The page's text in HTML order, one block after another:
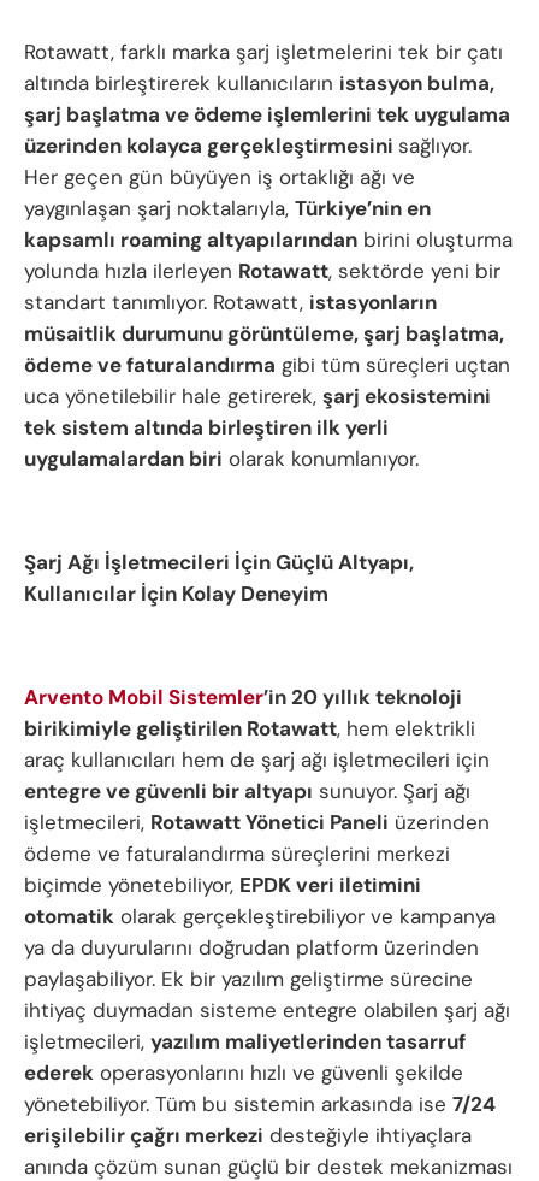
Rotawatt, farklı marka şarj işletmelerini tek bir çatı
altında birleştirerek kullanıcıların istasyon bulma,
şarj başlatma ve ödeme işlemlerini tek uygulama
üzerinden kolayca gerçekleştirmesini sağlıyor.
Her geçen gün büyüyen iş ortaklığı ağı ve
yaygınlaşan şarj noktalarıyla, Türkiye’nin en
kapsamlı roaming altyapılarından birini oluşturma
yolunda hızla ilerleyen Rotawatt, sektörde yeni bir
standart tanımlıyor. Rotawatt, istasyonların
müsaitlik durumunu görüntüleme, şarj başlatma,
ödeme ve faturalandırma gibi tüm süreçleri uçtan
uca yönetilebilir hale getirerek, şarj ekosistemini
tek sistem altında birleştiren ilk yerli
uygulamalardan biri olarak konumlanıyor.
Şarj Ağı İşletmecileri İçin Güçlü Altyapı,
Kullanıcılar İçin Kolay Deneyim
Arvento Mobil Sistemler’in 20 yıllık teknoloji
birikimiyle geliştirilen Rotawatt, hem elektrikli
araç kullanıcıları hem de şarj ağı işletmecileri için
entegre ve güvenli bir altyapı sunuyor. Şarj ağı
işletmecileri, Rotawatt Yönetici Paneli üzerinden
ödeme ve faturalandırma süreçlerini merkezi
biçimde yönetebiliyor, EPDK veri iletimini
otomatik olarak gerçekleştirebiliyor ve kampanya
ya da duyurularını doğrudan platform üzerinden
paylaşabiliyor. Ek bir yazılım geliştirme sürecine
ihtiyaç duymadan sisteme entegre olabilen şarj ağı
işletmecileri, yazılım maliyetlerinden tasarruf
ederek operasyonlarını hızlı ve güvenli şekilde
yönetebiliyor. Tüm bu sistemin arkasında ise 7/24
erişilebilir çağrı merkezi desteğiyle ihtiyaçlara
anında çözüm sunan güçlü bir destek mekanizması